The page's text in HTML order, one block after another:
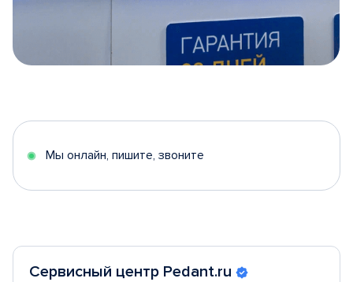
5
Мы онлайн, пишите, звоните
Сервисный центр Pedant.ru